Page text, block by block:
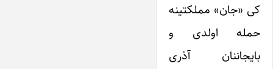
کی «جان» مملکتینه
حمله اولدی و
بایجاننان آذری